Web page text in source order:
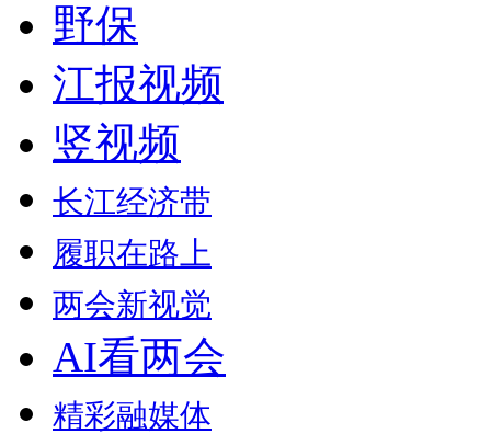
野保
江报视频
竖视频
长江经济带
履职在路上
两会新视觉
AI看两会
精彩融媒体